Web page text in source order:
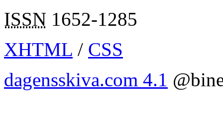
ISSN 1652-1285
XHTML / CSS
dagensskiva.com 4.1